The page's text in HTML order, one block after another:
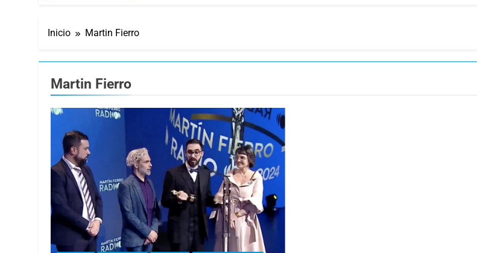
Inicio Martin Fierro
Martin Fierro